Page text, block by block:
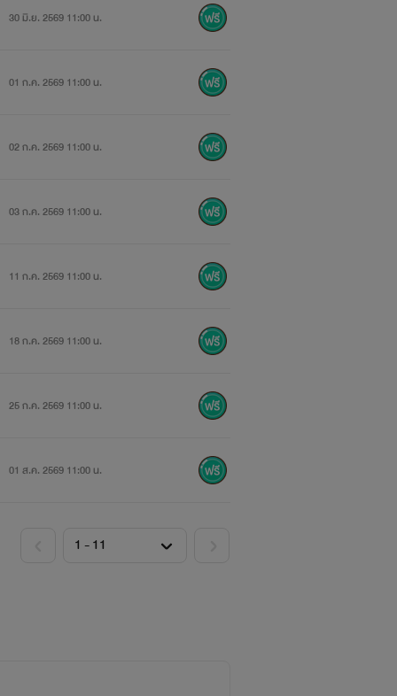
30 มิ.ย. 2569 11:00 น.
01 ก.ค. 2569 11:00 น.
02 ก.ค. 2569 11:00 น.
03 ก.ค. 2569 11:00 น.
11 ก.ค. 2569 11:00 น.
18 ก.ค. 2569 11:00 น.
25 ก.ค. 2569 11:00 น.
01 ส.ค. 2569 11:00 น.